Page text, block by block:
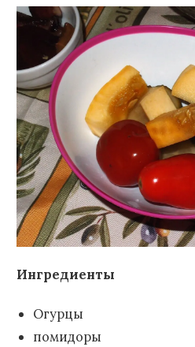
Ингредиенты
Огурцы
помидоры